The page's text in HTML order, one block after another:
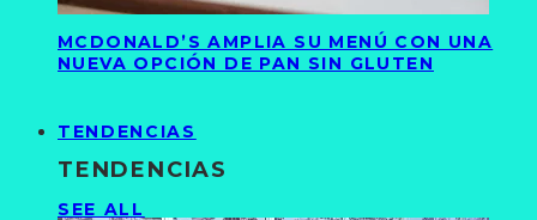
MCDONALD’S AMPLIA SU MENÚ CON UNA
NUEVA OPCIÓN DE PAN SIN GLUTEN
TENDENCIAS
TENDENCIAS
SEE ALL